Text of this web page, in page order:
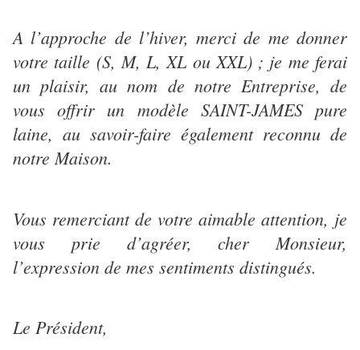
A l’approche de l’hiver, merci de me donner
votre taille (S, M, L, XL ou XXL) ; je me ferai
un plaisir, au nom de notre Entreprise, de
vous offrir un modèle SAINT-JAMES pure
laine, au savoir-faire également reconnu de
notre Maison.
Vous remerciant de votre aimable attention, je
vous prie d’agréer, cher Monsieur,
l’expression de mes sentiments distingués.
Le Président,